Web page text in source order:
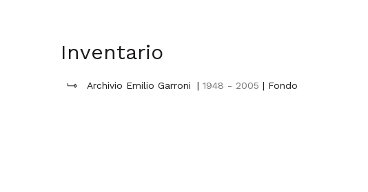
Inventario
Archivio Emilio Garroni | 1948 - 2005 | Fondo